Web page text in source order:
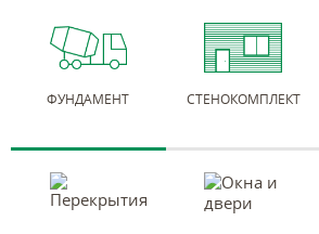
ФУНДАМЕНТ СТЕНОКОМПЛЕКТ